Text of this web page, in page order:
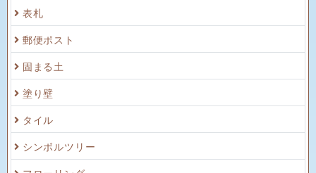
表札
郵便ポスト
固まる土
塗り壁
タイル
シンボルツリー